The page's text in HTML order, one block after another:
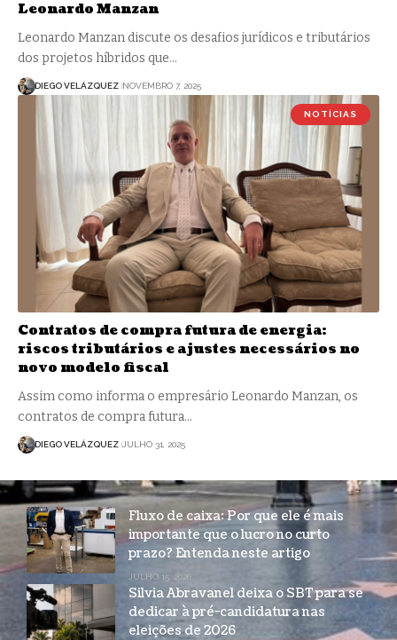
Leonardo Manzan
Leonardo Manzan discute os desafios jurídicos e tributários
dos projetos híbridos que…
DIEGO VELÁZQUEZ NOVEMBRO 7, 2025
NOTÍCIAS
Contratos de compra futura de energia:
riscos tributários e ajustes necessários no
novo modelo fiscal
Assim como informa o empresário Leonardo Manzan, os
contratos de compra futura…
DIEGO VELÁZQUEZ JULHO 31, 2025
Fluxo de caixa: Por que ele é mais
importante que o lucro no curto
prazo? Entenda neste artigo
JULHO 15, 2026
Silvia Abravanel deixa o SBT para se
dedicar à pré-candidatura nas
eleições de 2026